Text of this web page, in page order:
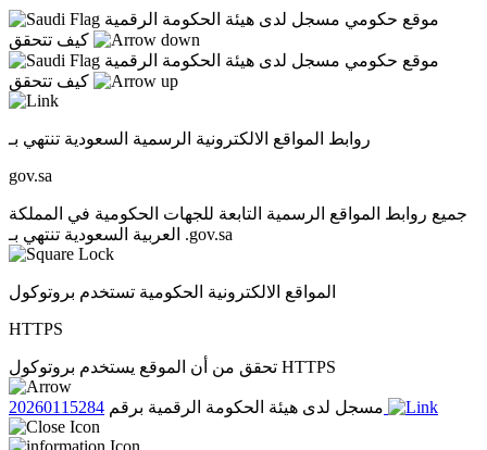
موقع حكومي مسجل لدى هيئة الحكومة الرقمية
موقع حكومي مسجل لدى هيئة الحكومة الرقمية
روابط المواقع الالكترونية الرسمية السعودية تنتهي بـ
gov.sa
جميع روابط المواقع الرسمية التابعة للجهات الحكومية في المملكة
العربية السعودية تنتهي بـ .gov.sa
المواقع الالكترونية الحكومية تستخدم بروتوكول
HTTPS
تحقق من أن الموقع يستخدم بروتوكول HTTPS
مسجل لدى هيئة الحكومة الرقمية برقم